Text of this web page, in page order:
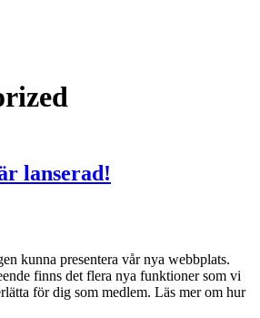
lanserad!
kunna presentera vår nya webbplats.
finns det flera nya funktioner som vi
för dig som medlem. Läs mer om hur